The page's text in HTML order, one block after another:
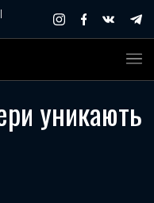
уникають